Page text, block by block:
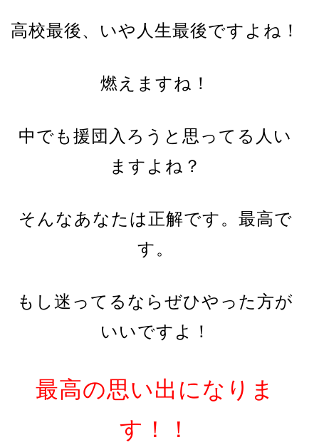
高校最後、いや人生最後ですよね！
燃えますね！
中でも援団入ろうと思ってる人い
ますよね？
そんなあなたは正解です。最高で
す。
もし迷ってるならぜひやった方が
いいですよ！
最高の思い出になりま
す！！